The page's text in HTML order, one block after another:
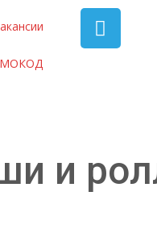
и